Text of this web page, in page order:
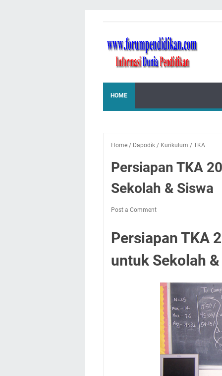
HOME
Home / Dapodik / Kurikulum / TKA
Persiapan TKA
Sekolah & Siswa
Post a Comment
Persiapan TKA
untuk Sekolah